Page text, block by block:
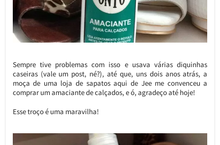
Sempre tive problemas com isso e usava várias diquinhas
caseiras (vale um post, né?), até que, uns dois anos atrás, a
moça de uma loja de sapatos aqui de Jee me convenceu a
comprar um amaciante de calçados, e ó, agradeço até hoje!
Esse troço é uma maravilha!